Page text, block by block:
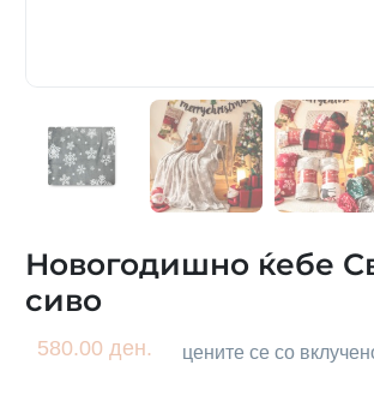
Новогодишно ќебе
cиво
580.00 ден. цените се со